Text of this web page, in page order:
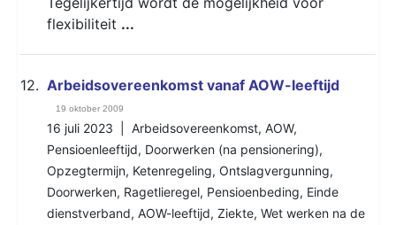
flexibiliteit ...
12. Arbeidsovereenkomst vanaf AOW-leeftijd
19 oktober 2009
16 juli 2023 | Arbeidsovereenkomst, AOW,
Pensioenleeftijd, Doorwerken (na pensionering),
Opzegtermijn, Ketenregeling, Ontslagvergunning,
Doorwerken, Ragetlieregel, Pensioenbeding, Einde
dienstverband, AOW-leeftijd, Ziekte, Wet werken na de